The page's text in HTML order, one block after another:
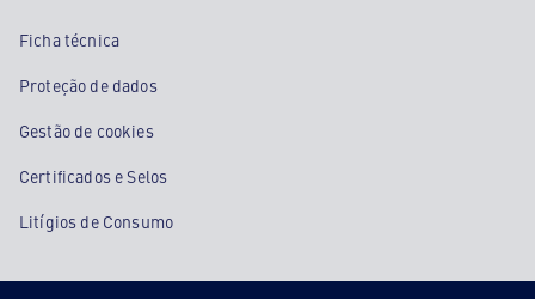
Ficha técnica
Proteção de dados
Gestão de cookies
Certificados e Selos
Litígios de Consumo